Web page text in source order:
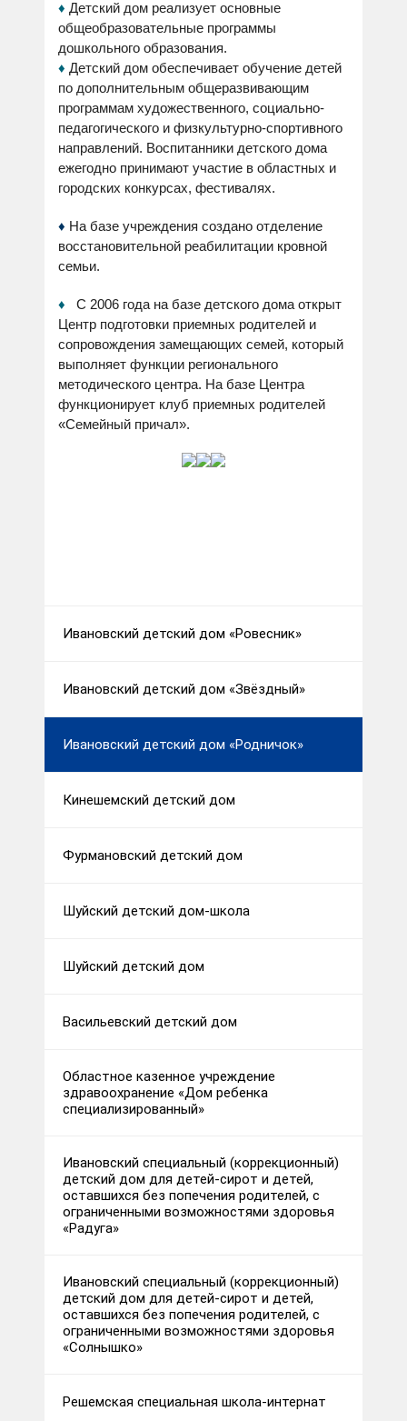
♦ Детский дом реализует основные
общеобразовательные программы
дошкольного образования.
♦ Детский дом обеспечивает обучение детей
по дополнительным общеразвивающим
программам художественного, социально-
педагогического и физкультурно-спортивного
направлений. Воспитанники детского дома
ежегодно принимают участие в областных и
городских конкурсах, фестивалях.
♦ На базе учреждения создано отделение
восстановительной реабилитации кровной
семьи.
♦
С 2006 года на базе детского дома открыт
Центр подготовки приемных родителей и
сопровождения замещающих семей, который
выполняет функции регионального
методического центра. На базе Центра
функционирует клуб приемных родителей
«Семейный причал».
Ивановский детский дом «Ровесник»
Ивановский детский дом «Звёздный»
Ивановский детский дом «Родничок»
Кинешемский детский дом
Фурмановский детский дом
Шуйский детский дом-школа
Шуйский детский дом
Васильевский детский дом
Областное казенное учреждение
здравоохранение «Дом ребенка
специализированный»
Ивановский специальный (коррекционный)
детский дом для детей-сирот и детей,
оставшихся без попечения родителей, с
ограниченными возможностями здоровья
«Радуга»
Ивановский специальный (коррекционный)
детский дом для детей-сирот и детей,
оставшихся без попечения родителей, с
ограниченными возможностями здоровья
«Солнышко»
Решемская специальная школа-интернат